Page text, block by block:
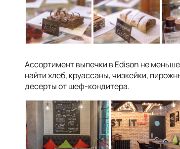
Ассортимент выпечки в Edison не
найти хлеб, круассаны, чизкейки,
десерты от шеф-кондитера.